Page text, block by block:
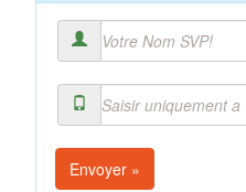
Envoyer »